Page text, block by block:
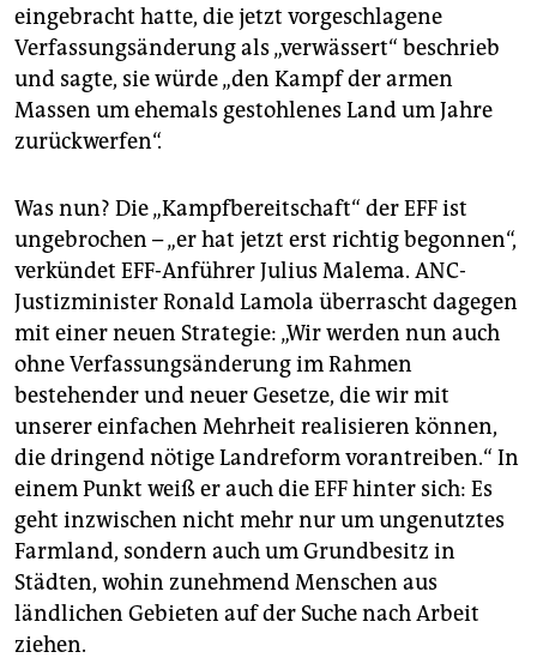
eingebracht hatte, die jetzt vorgeschlagene
Verfassungsänderung als „verwässert“ beschrieb
und sagte, sie würde „den Kampf der armen
Massen um ehemals gestohlenes Land um Jahre
zurückwerfen“.
Was nun? Die „Kampfbereitschaft“ der EFF ist
ungebrochen – „er hat jetzt erst richtig begonnen“,
verkündet EFF-Anführer Julius Malema. ANC-
Justizminister Ronald Lamola überrascht dagegen
mit einer neuen Strategie: „Wir werden nun auch
ohne Verfassungsänderung im Rahmen
bestehender und neuer Gesetze, die wir mit
unserer einfachen Mehrheit realisieren können,
die dringend nötige Landreform vorantreiben.“ In
einem Punkt weiß er auch die EFF hinter sich: Es
geht inzwischen nicht mehr nur um ungenutztes
Farmland, sondern auch um Grundbesitz in
Städten, wohin zunehmend Menschen aus
ländlichen Gebieten auf der Suche nach Arbeit
ziehen.